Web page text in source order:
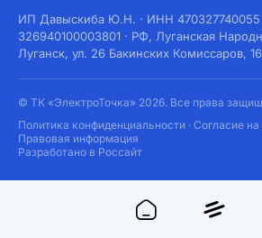
ИП Давыскиба Ю.Н. · ИНН 470327740055
326940100003801 · РФ, Луганская
Луганск, ул. 26 Бакинских Комиссаров,
© ТК «ЭлектроТочка» 2026. Все права
Политика конфиденциальности · Согласие
Правовая информация
Разработано в Россайт